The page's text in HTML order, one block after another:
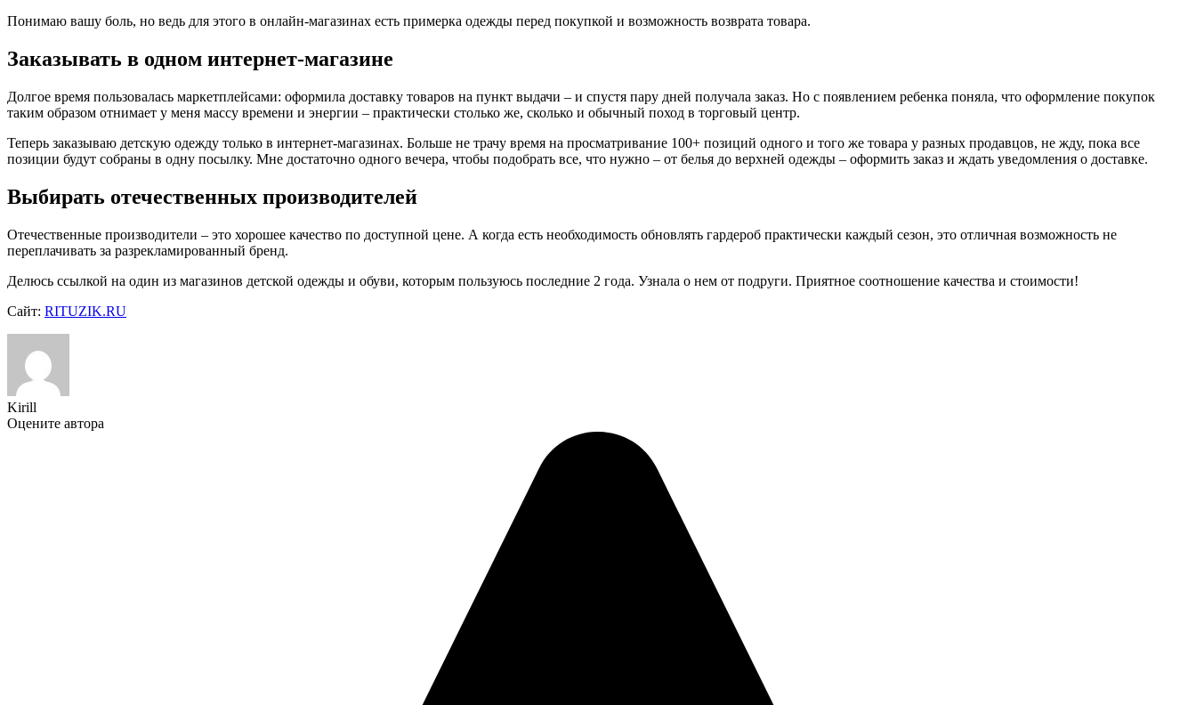
Понимаю вашу боль, но ведь для этого в онлайн-магазинах есть примерка одежды перед покупкой и возможность возврата товара.
Заказывать в одном интернет-магазине
Долгое время пользовалась маркетплейсами: оформила доставку товаров на пункт выдачи – и спустя пару дней получала заказ. Но с появлением ребенка поняла, что оформление покупок
таким образом отнимает у меня массу времени и энергии – практически столько же, сколько и обычный поход в торговый центр.
Теперь заказываю детскую одежду только в интернет-магазинах. Больше не трачу время на просматривание 100+ позиций одного и того же товара у разных продавцов, не жду, пока все
позиции будут собраны в одну посылку. Мне достаточно одного вечера, чтобы подобрать все, что нужно – от белья до верхней одежды – оформить заказ и ждать уведомления о доставке.
Выбирать отечественных производителей
Отечественные производители – это хорошее качество по доступной цене. А когда есть необходимость обновлять гардероб практически каждый сезон, это отличная возможность не
переплачивать за разрекламированный бренд.
Делюсь ссылкой на один из магазинов детской одежды и обуви, которым пользуюсь последние 2 года. Узнала о нем от подруги. Приятное соотношение качества и стоимости!
Сайт: RITUZIK.RU
Kirill
Оцените автора